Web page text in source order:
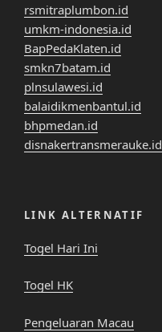
rsmitraplumbon.id
umkm-indonesia.id
BapPedaKlaten.id
smkn7batam.id
plnsulawesi.id
balaidikmenbantul.id
bhpmedan.id
disnakertransmerauke.id
LINK ALTERNATIF
Togel Hari Ini
Togel HK
Pengeluaran Macau